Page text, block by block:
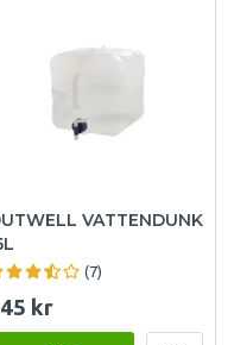
VATTENDUNK
(7)
kr